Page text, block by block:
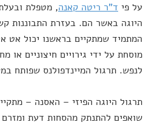
על פי ד"ר ריטה קאנה, מטפלת
היוגה באשר הם. בעזרת התבוננות
המתמיד שמתקיים בראשנו יכול אט
מוסחת על ידי גירויים חיצוניים
לנפש. תרגול המיינדפולנס שפותח
תרגול היוגה הפיזי – האסנה –
שואפים להתנתק מהסחות דעת